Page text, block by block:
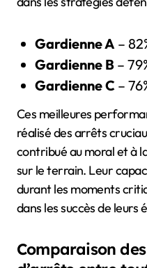
Gardienne A –
Gardienne B –
Gardienne C–
Ces meilleures
réalisé des arrêts
contribué au moral et à
sur le terrain. Leur
durant les moments
dans les succès de leurs
Comparaison